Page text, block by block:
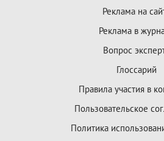
Реклама на
Реклама в
Вопрос
Глоссарий
Правила участия в
Пользовательское
Политика